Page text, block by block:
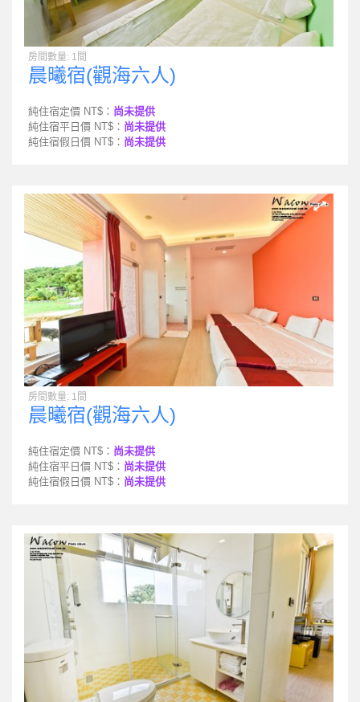
房間數量: 1間
晨曦宿(觀海六人)
純住宿定價 NT$： 尚未提供
純住宿平日價 NT$： 尚未提供
純住宿假日價 NT$： 尚未提供
房間數量: 1間
晨曦宿(觀海六人)
純住宿定價 NT$： 尚未提供
純住宿平日價 NT$： 尚未提供
純住宿假日價 NT$： 尚未提供